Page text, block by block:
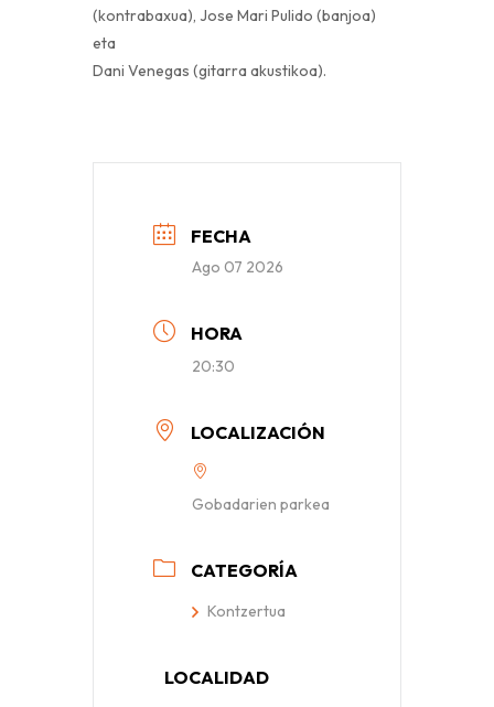
(kontrabaxua), Jose Mari Pulido (banjoa)
eta
Dani Venegas (gitarra akustikoa).
FECHA
Ago 07 2026
HORA
20:30
LOCALIZACIÓN
Gobadarien parkea
CATEGORÍA
Kontzertua
LOCALIDAD